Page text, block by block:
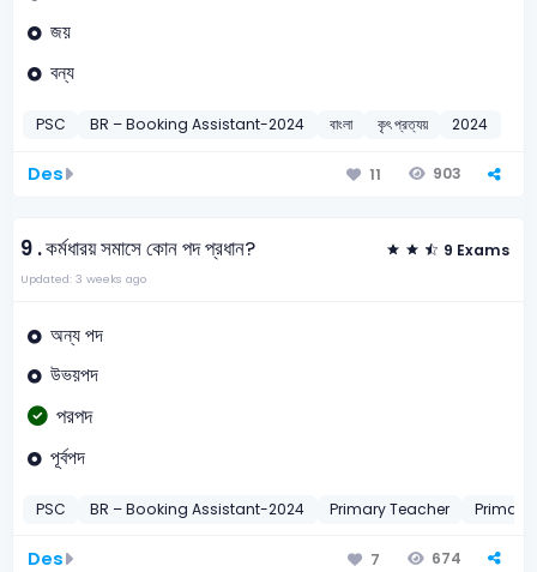
জয়
বন্য
PSC BR – Booking Assistant-2024 বাংলা কৃৎ প্রত্যয় 2024
Des 11 903
9 .কর্মধারয় সমাসে কোন পদ প্রধান? 9 Exams
Updated: 3 weeks ago
অন্য পদ
উভয়পদ
পরপদ
পূর্বপদ
PSC BR – Booking Assistant-2024 Primary Teacher Primary
Des 7 674